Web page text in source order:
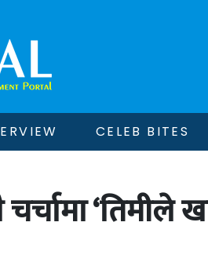
CELEB BITES
‘तिमीले